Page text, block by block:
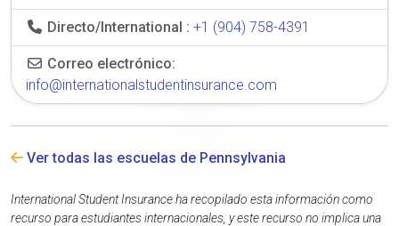
Directo/International : +1 (904) 758-4391
Correo electrónico:
info@internationalstudentinsurance.com
Ver todas las escuelas de Pennsylvania
International Student Insurance ha recopilado esta información como
recurso para estudiantes internacionales, y este recurso no implica una